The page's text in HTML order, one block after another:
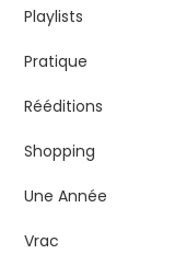
Playlists
Pratique
Rééditions
Shopping
Une Année
Vrac